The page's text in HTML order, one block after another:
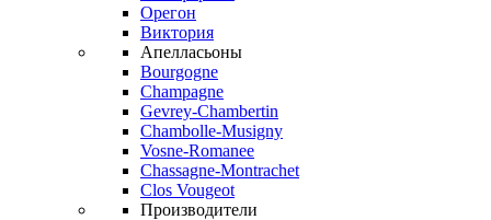
Орегон
Виктория
Апелласьоны
Bourgogne
Champagne
Gevrey-Chambertin
Chambolle-Musigny
Vosne-Romanee
Chassagne-Montrachet
Clos Vougeot
Производители